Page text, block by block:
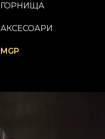
ГОРНИЩА
АКСЕСОАРИ
MGP